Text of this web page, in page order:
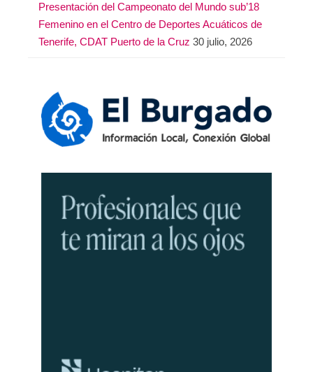
Presentación del Campeonato del Mundo sub’18
Femenino en el Centro de Deportes Acuáticos de
Tenerife, CDAT Puerto de la Cruz 30 julio, 2026